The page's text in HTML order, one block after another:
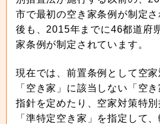
市で最初の空き家条例が制定
後も、2015年までに46都道府
家条例が制定されています。
現在では、前置条例として空
「空き家」に該当しない「空
指針を定めたり、空家対策特
「準特定空き家」を指定して